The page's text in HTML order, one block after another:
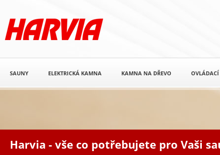
Harvia - vše co potřebujete pro Vaši
SAUNY ELEKTRICKÁ KAMNA KAMNA NA DŘEVO OVLÁDACÍ